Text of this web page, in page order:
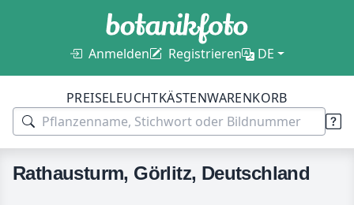
Anmelden Registrieren DE
PREISELEUCHTKÄSTENWARENKORB
Rathausturm, Görlitz, Deutschland